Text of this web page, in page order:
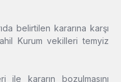
belirtilen kararına karşı
Kurum vekilleri temyiz
ile kararın bozulmasını